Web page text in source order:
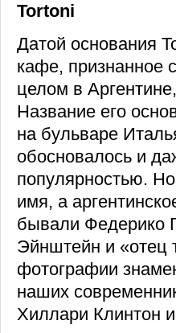
Tortoni
Датой основания
кафе, признанное
целом в
Название его
на бульваре
обосновалось и
популярностью.
имя, а
бывали Федерико
Эйнштейн и «отец
фотографии
наших
Хиллари Клинтон